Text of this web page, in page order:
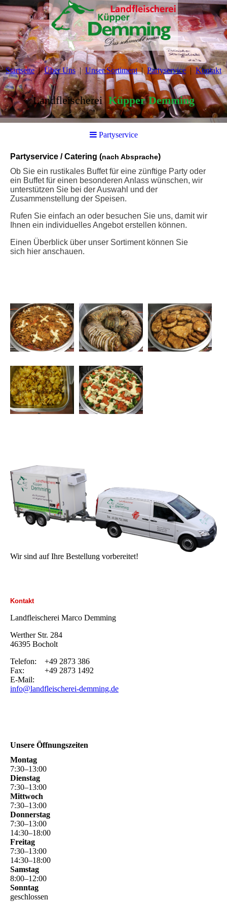
Startseite Über Uns Unser Sortiment Partyservice Kontakt
Landfleischerei Küpper Demming
Partyservice
Partyservice / Catering (nach Absprache)
Ob Sie ein rustikales Buffet für eine zünftige Party oder
ein Buffet für einen besonderen Anlass wünschen, wir
unterstützen Sie bei der Auswahl und der
Zusammenstellung der Speisen.
Rufen Sie einfach an oder besuchen Sie uns, damit wir
Ihnen ein individuelles Angebot erstellen können.
Einen Überblick über unser Sortiment können Sie
sich hier anschauen.
Wir sind auf Ihre Bestellung vorbereitet!
Kontakt
Landfleischerei Marco Demming
Werther Str. 284
46395 Bocholt
Telefon: +49 2873 386
Fax: +49 2873 1492
E-Mail:
info@landfleischerei-demming.de
Unsere Öffnungszeiten
Montag
7:30–13:00
Dienstag
7:30–13:00
Mittwoch
7:30–13:00
Donnerstag
7:30–13:00
14:30–18:00
Freitag
7:30–13:00
14:30–18:00
Samstag
8:00–12:00
Sonntag
geschlossen